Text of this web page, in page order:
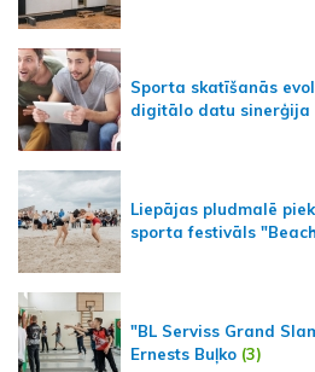
Sporta skatīšanās
digitālo datu sinerģija
Liepājas pludmalē
sporta festivāls
"BL Serviss Grand
Ernests Buļko (3)